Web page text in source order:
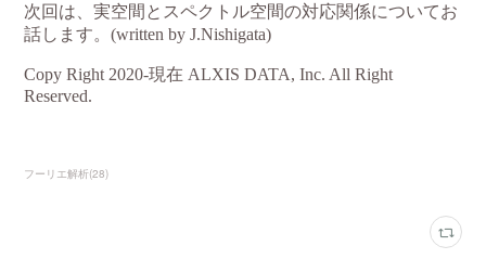
フーリエ解析(28)